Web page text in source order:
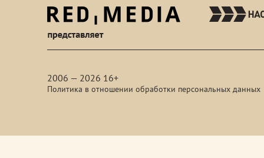
2006 — 2026 16+
Политика в отношении обработки персональных данных